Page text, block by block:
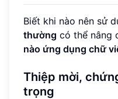
Biết khi nào nên sử
thường có thể nâng
nào ứng dụng chữ
Thiệp mời,
trọng